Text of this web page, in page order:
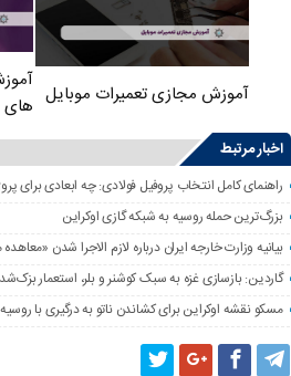
آموزش مجازی تعمیرات موبایل های
اخبار مرتبط
راهنمای کامل انتخاب پروفیل فولادی: چه ابعادی برای
بزرگ‌ترین حمله روسیه به شبکه گازی اوکراین
بیانیه وزارت خارجه ایران درباره لازم‌ الاجرا شدن
گاردین: بازسازی غزه به سبک کوشنر و بلر، استعمار
مسکو نقشه اوکراین برای کشاندن ناتو به درگیری با